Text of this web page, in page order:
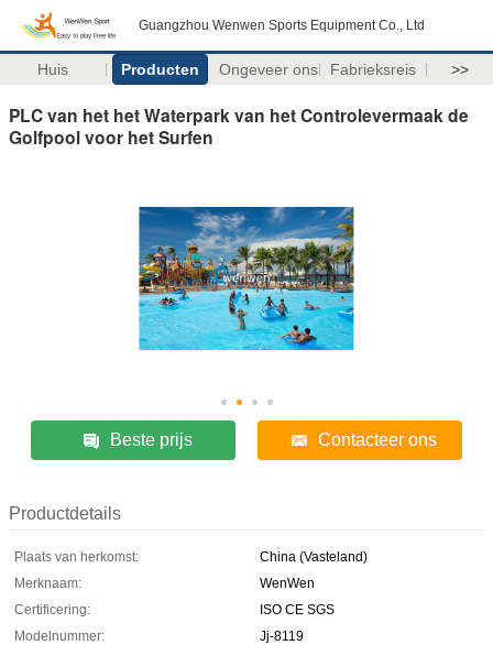
Guangzhou Wenwen Sports Equipment Co., Ltd
Huis Producten Ongeveer ons Fabrieksreis >>
PLC van het het Waterpark van het Controlevermaak de
Golfpool voor het Surfen
Beste prijs Contacteer ons
Productdetails
Plaats van herkomst:
China (Vasteland)
Merknaam:
WenWen
Certificering:
ISO CE SGS
Modelnummer:
Jj-8119